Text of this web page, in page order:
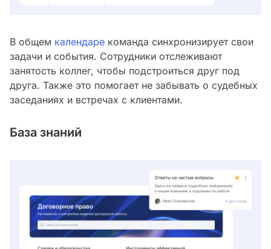
В общем календаре команда синхронизирует свои
задачи и события. Сотрудники отслеживают
занятость коллег, чтобы подстроиться друг под
друга. Также это помогает не забывать о судебных
заседаниях и встречах с клиентами.
База знаний